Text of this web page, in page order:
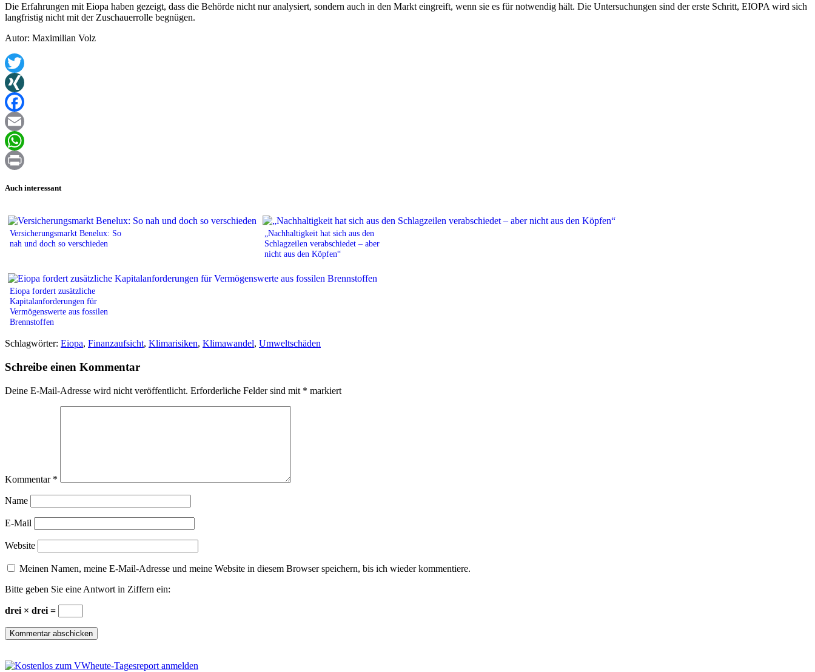
Die Erfahrungen mit Eiopa haben gezeigt, dass die Behörde nicht nur analysiert, sondern auch in den Markt eingreift, wenn sie es für notwendig hält. Die Untersuchungen sind der erste Schritt, EIOPA wird sich
langfristig nicht mit der Zuschauerrolle begnügen.
Autor: Maximilian Volz
Twitter
XING
Facebook
Email
WhatsApp
Auch interessant
Versicherungsmarkt Benelux: So
nah und doch so verschieden
„Nachhaltigkeit hat sich aus den
Schlagzeilen verabschiedet – aber
nicht aus den Köpfen“
Eiopa fordert zusätzliche
Kapitalanforderungen für
Vermögenswerte aus fossilen
Brennstoffen
Schlagwörter: Eiopa, Finanzaufsicht, Klimarisiken, Klimawandel, Umweltschäden
Schreibe einen Kommentar
Deine E-Mail-Adresse wird nicht veröffentlicht. Erforderliche Felder sind mit * markiert
Kommentar *
Name
E-Mail
Website
Meinen Namen, meine E-Mail-Adresse und meine Website in diesem Browser speichern, bis ich wieder kommentiere.
Bitte geben Sie eine Antwort in Ziffern ein:
drei × drei =